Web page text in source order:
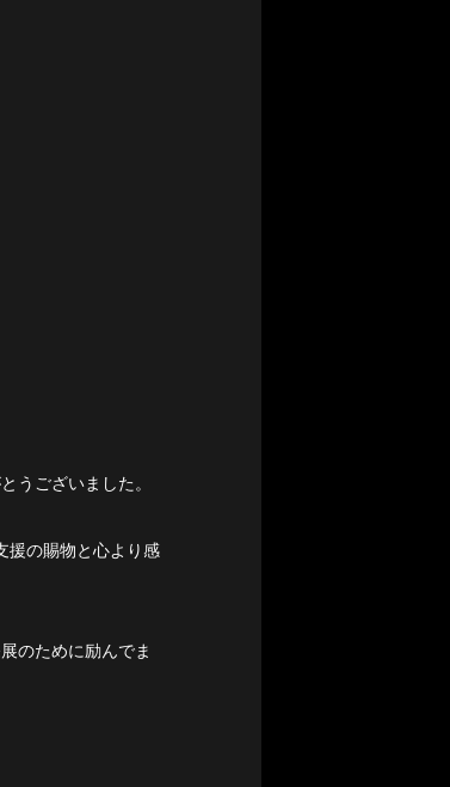
うございました。
援の賜物と心より感
のために励んでま